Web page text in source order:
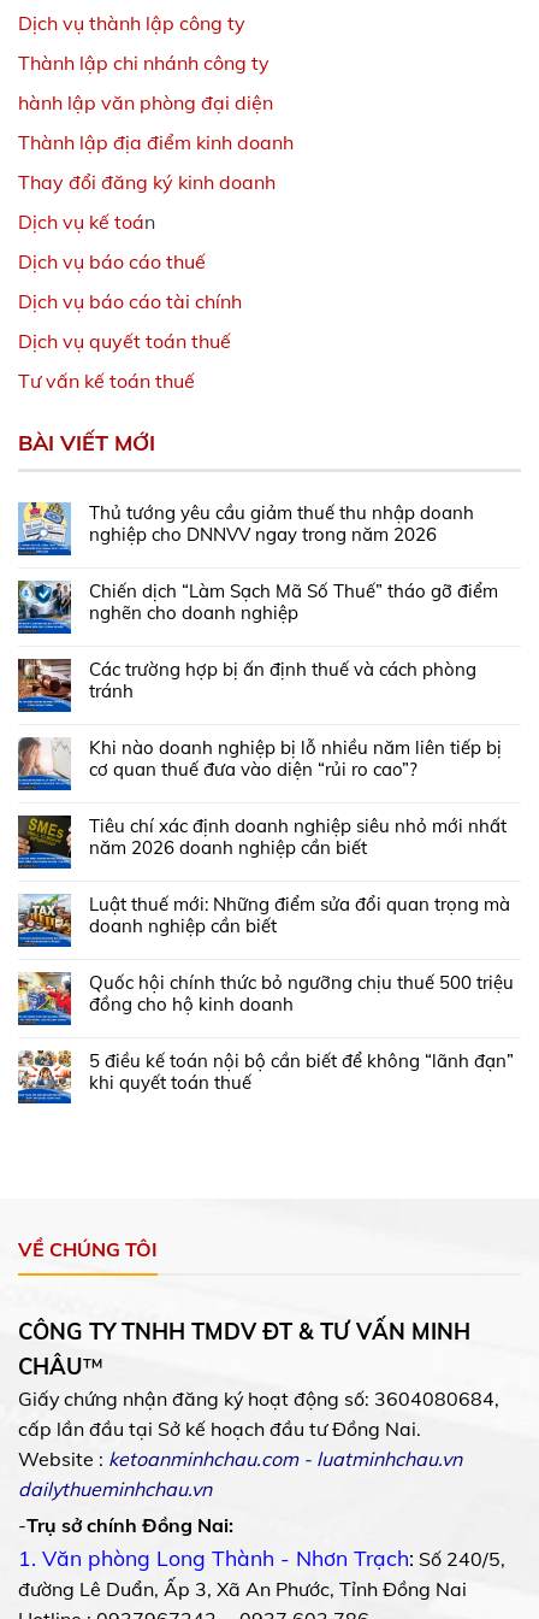
Dịch vụ thành lập công ty
Thành lập chi nhánh công ty
hành lập văn phòng đại diện
Thành lập địa điểm kinh doanh
Thay đổi đăng ký kinh doanh
Dịch vụ kế toán
Dịch vụ báo cáo thuế
Dịch vụ báo cáo tài chính
Dịch vụ quyết toán thuế
Tư vấn kế toán thuế
BÀI VIẾT MỚI
Thủ tướng yêu cầu giảm thuế thu nhập doanh
nghiệp cho DNNVV ngay trong năm 2026
Chiến dịch “Làm Sạch Mã Số Thuế” tháo gỡ điểm
nghẽn cho doanh nghiệp
Các trường hợp bị ấn định thuế và cách phòng
tránh
Khi nào doanh nghiệp bị lỗ nhiều năm liên tiếp bị
cơ quan thuế đưa vào diện “rủi ro cao”?
Tiêu chí xác định doanh nghiệp siêu nhỏ mới nhất
năm 2026 doanh nghiệp cần biết
Luật thuế mới: Những điểm sửa đổi quan trọng mà
doanh nghiệp cần biết
Quốc hội chính thức bỏ ngưỡng chịu thuế 500 triệu
đồng cho hộ kinh doanh
5 điều kế toán nội bộ cần biết để không “lãnh đạn”
khi quyết toán thuế
VỀ CHÚNG TÔI
CÔNG TY TNHH TMDV ĐT & TƯ VẤN MINH
CHÂU™
Giấy chứng nhận đăng ký hoạt động số: 3604080684,
cấp lần đầu tại Sở kế hoạch đầu tư Đồng Nai.
Website : ketoanminhchau.com- luatminhchau.vn
dailythueminhchau.vn
-Trụ sở chính Đồng Nai:
1. Văn phòng Long Thành - Nhơn Trạch: Số 240/5,
đường Lê Duẩn, Ấp 3, Xã An Phước, Tỉnh Đồng Nai